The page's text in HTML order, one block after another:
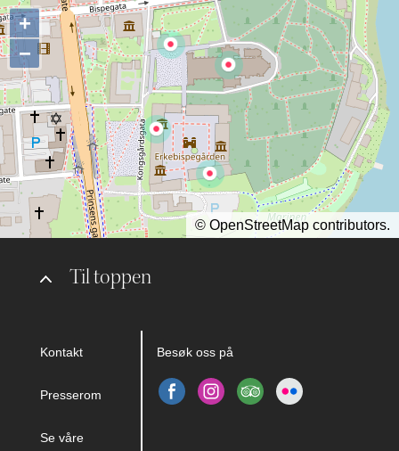
Til toppen
Kontakt
Presserom
Se våre
Besøk oss på
+
−
© OpenStreetMap contributors.